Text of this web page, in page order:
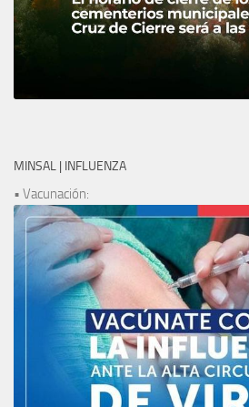
MINSAL | INFLUENZA
• Vacunación: